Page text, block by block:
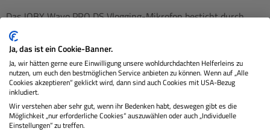
Das JOBY Wavo PRO DS Vlogging-Mikrofon besticht durch
seine elegante Aluminiumoptik, die zu jeder
Kameraausrüstung passt. Mi…
Technische Daten
Bewertungen
Ja, das ist ein Cookie-Banner.
Ja, wir hätten gerne eure Einwilligung unsere wohldurchdachten Helferleins zu
nutzen, um euch den bestmöglichen Service anbieten zu können. Wenn auf „Alle
Cookies akzeptieren“ geklickt wird, dann sind auch Cookies mit USA-Bezug
inkludiert.
Wir verstehen aber sehr gut, wenn ihr Bedenken habt, deswegen gibt es die
Möglichkeit „nur erforderliche Cookies“ auszuwählen oder auch „Individuelle
Einstellungen“ zu treffen.